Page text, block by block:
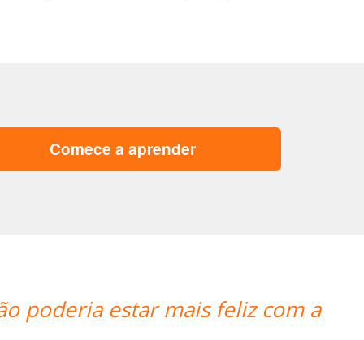
Comece a aprender
está absolutamente satisfeita
também para a seleção de alguém